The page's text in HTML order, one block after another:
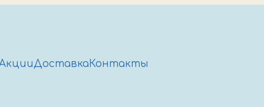
Доставка Контакты